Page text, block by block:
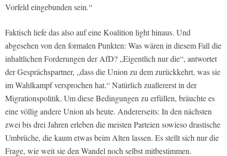
Vorfeld eingebunden sein.“
Faktisch liefe das also auf eine Koalition light hinaus. Und
abgesehen von den formalen Punkten: Was wären in diesem Fall die
inhaltlichen Forderungen der AfD? „Eigentlich nur die“, antwortet
der Gesprächspartner, „dass die Union zu dem zurückkehrt, was sie
im Wahlkampf versprochen hat.“ Natürlich zuallererst in der
Migrationspolitik. Um diese Bedingungen zu erfüllen, bräuchte es
eine völlig andere Union als heute. Andererseits: In den nächsten
zwei bis drei Jahren erleben die meisten Parteien sowieso drastische
Umbrüche, die kaum etwas beim Alten lassen. Es stellt sich nur die
Frage, wie weit sie den Wandel noch selbst mitbestimmen.